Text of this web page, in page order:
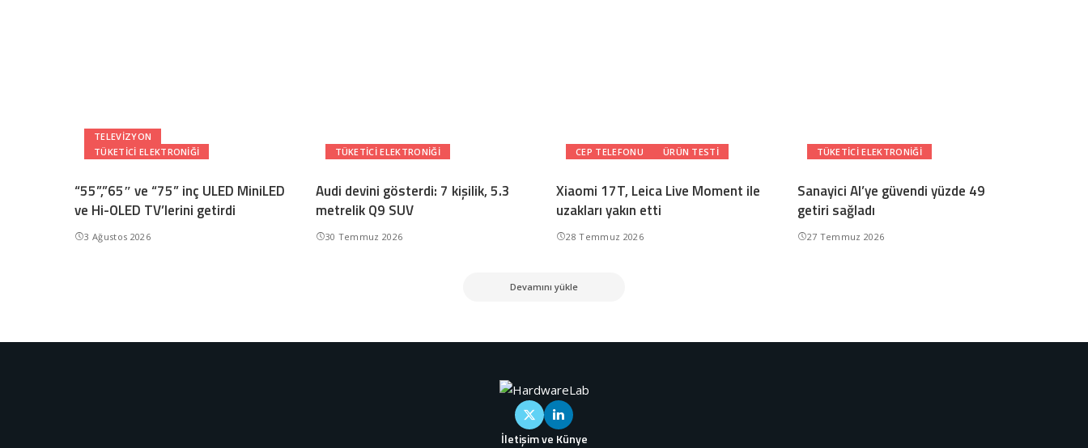
TELEVIZYON
TÜKETICI ELEKTRONIĞI
“55”,”65″ ve “75” inç ULED MiniLED
ve Hi-OLED TV’lerini getirdi
3 Ağustos 2026
TÜKETICI ELEKTRONIĞI
Audi devini gösterdi: 7 kişilik, 5.3
metrelik Q9 SUV
30 Temmuz 2026
CEP TELEFONU ÜRÜN TESTI
Xiaomi 17T, Leica Live Moment ile
uzakları yakın etti
28 Temmuz 2026
TÜKETICI ELEKTRONIĞI
Sanayici AI’ye güvendi yüzde 49
getiri sağladı
27 Temmuz 2026
Devamını yükle
İletişim ve Künye